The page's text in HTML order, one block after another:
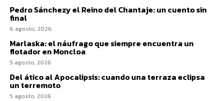
Pedro Sánchezy el Reino del Chantaje: un cuento sin
final
6 agosto, 2026
Marlaska: el náufrago que siempre encuentra un
flotador en Moncloa
5 agosto, 2026
Del ático al Apocalipsis: cuando una terraza eclipsa
un terremoto
5 agosto, 2026